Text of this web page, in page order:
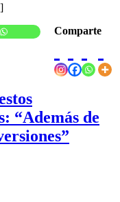
Comparte
“Además de